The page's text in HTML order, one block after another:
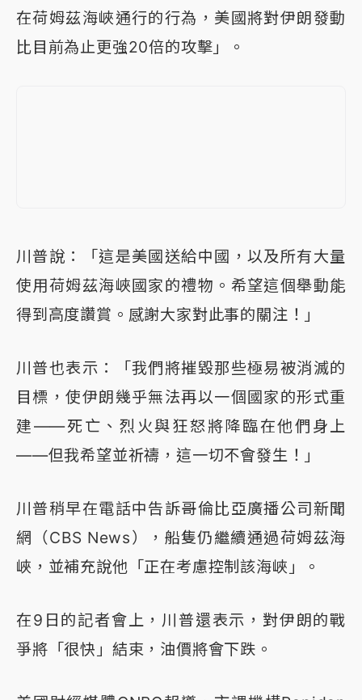
在荷姆茲海峽通行的行為，美國將對伊朗發動
比目前為止更強20倍的攻擊」。
川普說：「這是美國送給中國，以及所有大量
使用荷姆茲海峽國家的禮物。希望這個舉動能
得到高度讚賞。感謝大家對此事的關注！」
川普也表示：「我們將摧毀那些極易被消滅的
目標，使伊朗幾乎無法再以一個國家的形式重
建——死亡、烈火與狂怒將降臨在他們身上
——但我希望並祈禱，這一切不會發生！」
川普稍早在電話中告訴哥倫比亞廣播公司新聞
網（CBS News），船隻仍繼續通過荷姆茲海
峽，並補充說他「正在考慮控制該海峽」。
在9日的記者會上，川普還表示，對伊朗的戰
爭將「很快」結束，油價將會下跌。